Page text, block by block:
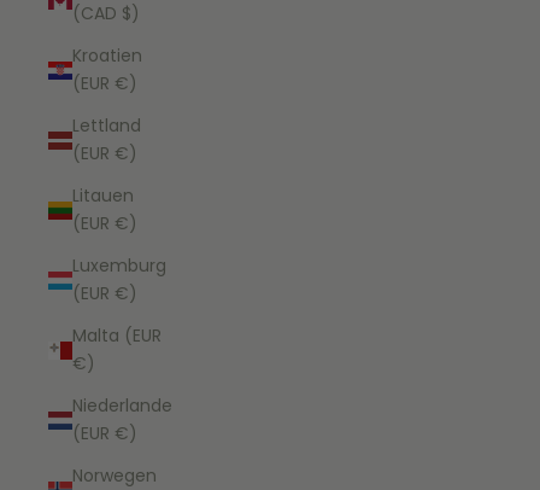
(CAD $)
Kroatien
(EUR €)
Lettland
(EUR €)
Litauen
(EUR €)
Luxemburg
(EUR €)
Malta (EUR
€)
Niederlande
(EUR €)
Norwegen